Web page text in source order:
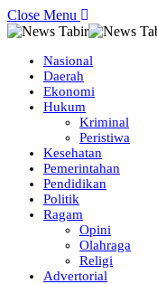
Close Menu
Nasional
Daerah
Ekonomi
Hukum
Kriminal
Peristiwa
Kesehatan
Pemerintahan
Pendidikan
Politik
Ragam
Opini
Olahraga
Religi
Advertorial